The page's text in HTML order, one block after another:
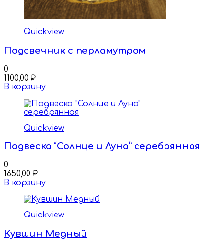
Quickview
Подсвечник с перламутром
0
1100,00 ₽
В корзину
Quickview
Подвеска “Солнце и Луна” серебрянная
0
1650,00 ₽
В корзину
Quickview
Кувшин Медный